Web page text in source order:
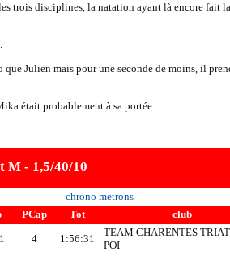
trois disciplines, la natation ayant là encore fait la
Julien mais pour une seconde de moins, il
était probablement à sa portée.
M - 1,5/40/10
chrono metrons
PCap Tot club
4 1:56:31
TEAM CHARENTES
POI